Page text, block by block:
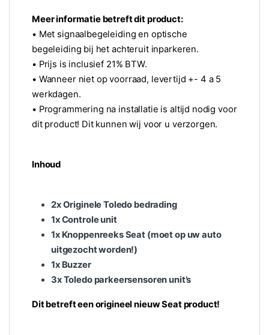
Meer informatie betreft dit product:
• Met signaalbegeleiding en optische
begeleiding bij het achteruit inparkeren.
• Prijs is inclusief 21% BTW.
• Wanneer niet op voorraad, levertijd +- 4 a 5
werkdagen.
• Programmering na installatie is altijd nodig voor
dit product! Dit kunnen wij voor u verzorgen.
Inhoud
2x Originele Toledo bedrading
1x Controle unit
1x Knoppenreeks Seat (moet op uw auto
uitgezocht worden!)
1x Buzzer
3x Toledo parkeersensoren unit’s
Dit betreft een origineel nieuw Seat product!